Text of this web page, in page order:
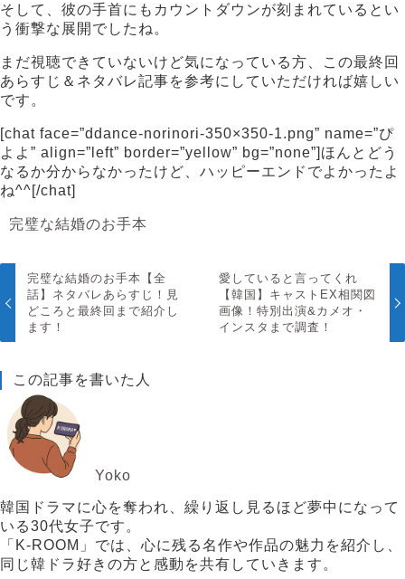
そして、彼の手首にもカウントダウンが刻まれているとい
う衝撃な展開でしたね。
まだ視聴できていないけど気になっている方、この最終回
あらすじ＆ネタバレ記事を参考にしていただければ嬉しい
です。
[chat face=”ddance-norinori-350×350-1.png” name=”ぴ
よよ” align=”left” border=”yellow” bg=”none”]ほんとどう
なるか分からなかったけど、ハッピーエンドでよかったよ
ね^^[/chat]
完璧な結婚のお手本
完璧な結婚のお手本【全
話】ネタバレあらすじ！見
どころと最終回まで紹介し
ます！
愛していると言ってくれ
【韓国】キャストEX相関図
画像！特別出演&カメオ・
インスタまで調査！
この記事を書いた人
Yoko
韓国ドラマに心を奪われ、繰り返し見るほど夢中になって
いる30代女子です。
「K-ROOM」では、心に残る名作や作品の魅力を紹介し、
同じ韓ドラ好きの方と感動を共有していきます。